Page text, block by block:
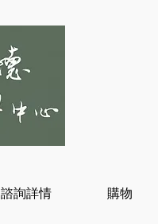
諮詢詳情 購物